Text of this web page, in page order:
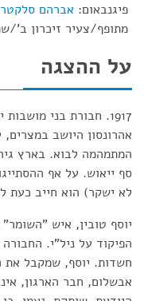
פיגנבאום: אברהם סלקטר
מתופף/צעיר זיכרון ב'/
על ההצגה
1917. חבורת בני
אהרונסון היושב
המתמהמה לבוא. בארץ
סף ייאוש. על אף
לא ישקר) הוא חייב כעת
יוסף טובין, איש
הפיקוד על ניל"י.
חשדות. יוסף, שמקבל את
אבשלום, חבר הארגון,